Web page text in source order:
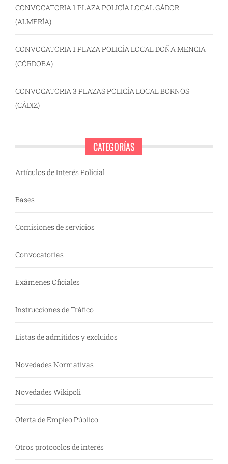
CONVOCATORIA 1 PLAZA POLICÍA LOCAL GÁDOR
(ALMERÍA)
CONVOCATORIA 1 PLAZA POLICÍA LOCAL DOÑA MENCIA
(CÓRDOBA)
CONVOCATORIA 3 PLAZAS POLICÍA LOCAL BORNOS
(CÁDIZ)
CATEGORÍAS
Artículos de Interés Policial
Bases
Comisiones de servicios
Convocatorias
Exámenes Oficiales
Instrucciones de Tráfico
Listas de admitidos y excluidos
Novedades Normativas
Novedades Wikipoli
Oferta de Empleo Público
Otros protocolos de interés